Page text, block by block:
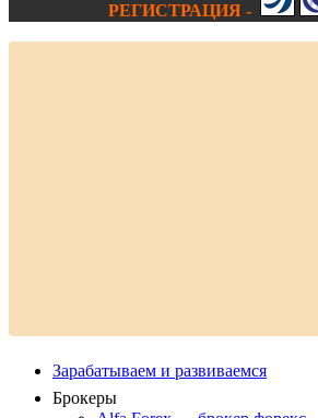
РЕГИСТРАЦИЯ -
Зарабатываем и развиваемся
Брокеры